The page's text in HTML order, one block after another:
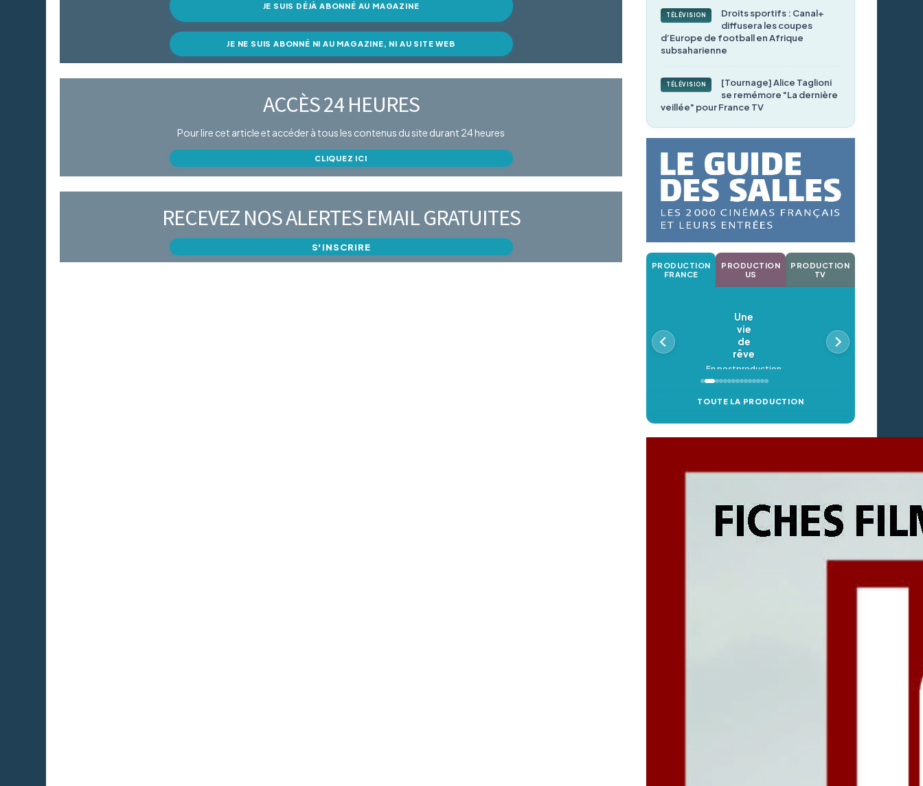
JE SUIS DÉJÀ ABONNÉ AU MAGAZINE
JE NE SUIS ABONNÉ NI AU MAGAZINE, NI AU SITE WEB
ACCÈS 24 HEURES
Pour lire cet article et accéder à tous les contenus du site durant 24 heures
CLIQUEZ ICI
RECEVEZ NOS ALERTES EMAIL GRATUITES
S'INSCRIRE
TÉLÉVISION
Droits sportifs : Canal+
diffusera les coupes
d’Europe de football en Afrique
subsaharienne
TÉLÉVISION
[Tournage] Alice Taglioni
se remémore "La dernière
veillée" pour France TV
PRODUCTION
FRANCE
PRODUCTION
US
PRODUCTION
TV
Une
vie
de
rêve
En postproduction
TOUTE LA PRODUCTION